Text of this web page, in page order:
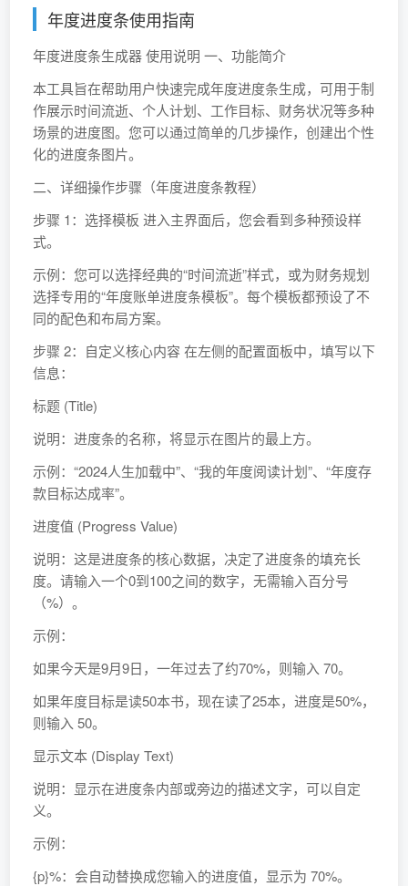
年度进度条使用指南
年度进度条生成器 使用说明 一、功能简介
本工具旨在帮助用户快速完成年度进度条生成，可用于制
作展示时间流逝、个人计划、工作目标、财务状况等多种
场景的进度图。您可以通过简单的几步操作，创建出个性
化的进度条图片。
二、详细操作步骤（年度进度条教程）
步骤 1：选择模板 进入主界面后，您会看到多种预设样
式。
示例：您可以选择经典的“时间流逝”样式，或为财务规划
选择专用的“年度账单进度条模板”。每个模板都预设了不
同的配色和布局方案。
步骤 2：自定义核心内容 在左侧的配置面板中，填写以下
信息：
标题 (Title)
说明：进度条的名称，将显示在图片的最上方。
示例：“2024人生加载中”、“我的年度阅读计划”、“年度存
款目标达成率”。
进度值 (Progress Value)
说明：这是进度条的核心数据，决定了进度条的填充长
度。请输入一个0到100之间的数字，无需输入百分号
（%）。
示例：
如果今天是9月9日，一年过去了约70%，则输入 70。
如果年度目标是读50本书，现在读了25本，进度是50%，
则输入 50。
显示文本 (Display Text)
说明：显示在进度条内部或旁边的描述文字，可以自定
义。
示例：
{p}%：会自动替换成您输入的进度值，显示为 70%。